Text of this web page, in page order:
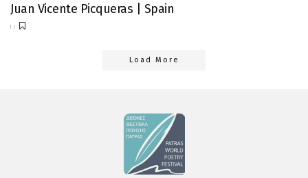
Juan Vicente Picqueras | Spain
Load More